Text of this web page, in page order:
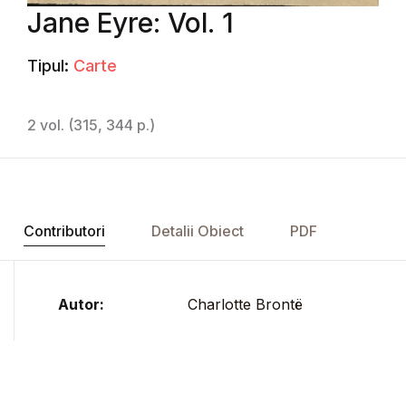
Jane Eyre: Vol. 1
Tipul: Carte
2 vol. (315, 344 p.)
Contributori Detalii Obiect PDF
Autor: Charlotte Brontë